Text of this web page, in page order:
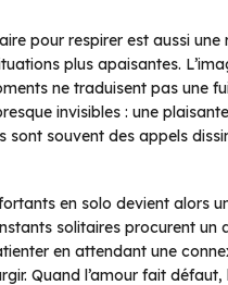
pour respirer est aussi
plus apaisantes.
ne traduisent pas une
invisibles : une
sont souvent des appels
en solo devient alors
solitaires procurent
en attendant une
Quand l’amour fait